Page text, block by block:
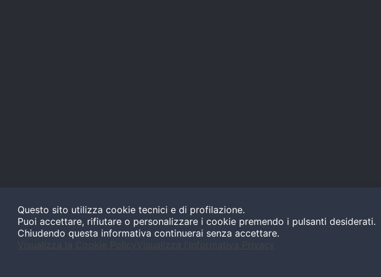
Questo sito utilizza cookie tecnici e di profilazione.
Puoi accettare, rifiutare o personalizzare i cookie premendo i pulsanti desiderati.
Chiudendo questa informativa continuerai senza accettare.